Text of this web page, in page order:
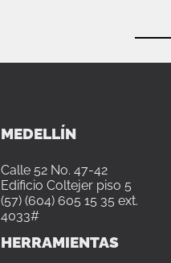
MEDELLÍN
Calle 52 No. 47-42
Edificio Coltejer piso 5
(57) (604) 605 15 35 ext.
4033#
HERRAMIENTAS